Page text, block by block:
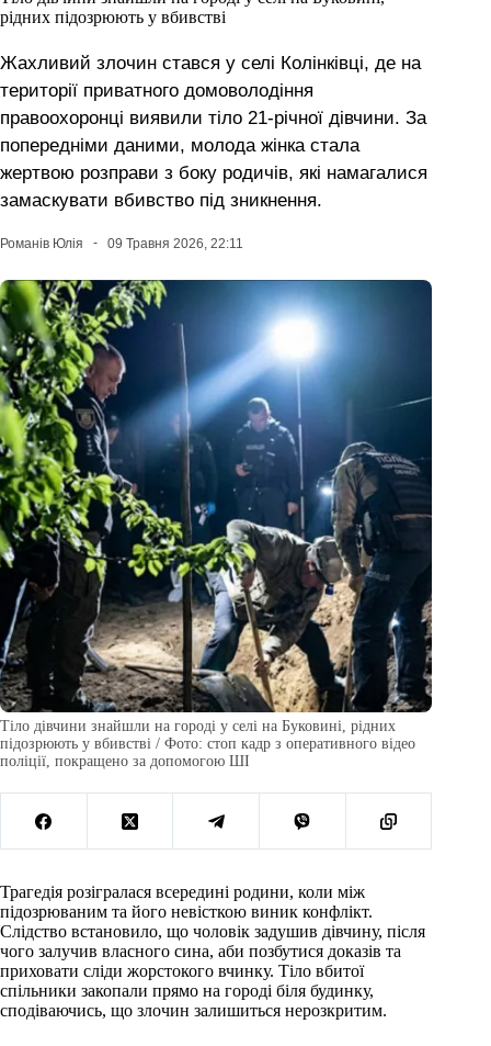
рідних підозрюють у вбивстві
Жахливий злочин стався у селі Колінківці, де на
території приватного домоволодіння
правоохоронці виявили тіло 21-річної дівчини. За
попередніми даними, молода жінка стала
жертвою розправи з боку родичів, які намагалися
замаскувати вбивство під зникнення.
Романів Юлія 09 Травня 2026, 22:11
Тіло дівчини знайшли на городі у селі на Буковині, рідних
підозрюють у вбивстві / Фото: стоп кадр з оперативного відео
поліції, покращено за допомогою ШІ
Трагедія розігралася всередині родини, коли між
підозрюваним та його невісткою виник конфлікт.
Слідство встановило, що чоловік задушив дівчину, після
чого залучив власного сина, аби позбутися доказів та
приховати сліди жорстокого вчинку. Тіло вбитої
спільники закопали прямо на городі біля будинку,
сподіваючись, що злочин залишиться нерозкритим.